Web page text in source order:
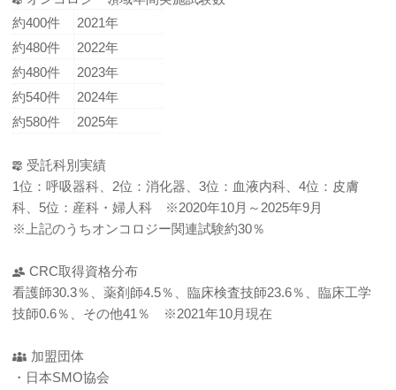
約400件
2021年
約480件
2022年
約480件
2023年
約540件
2024年
約580件
2025年
受託科別実績
1位：呼吸器科、2位：消化器、3位：血液内科、4位：皮膚
科、5位：産科・婦人科 ※2020年10月～2025年9月
※上記のうちオンコロジー関連試験約30％
CRC取得資格分布
看護師30.3％、薬剤師4.5％、臨床検査技師23.6％、臨床工学
技師0.6％、その他41％ ※2021年10月現在
加盟団体
・日本SMO協会